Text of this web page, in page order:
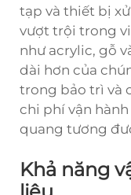
tạp và thiết bị
vượt trội trong
như acrylic, gỗ
dài hơn của
trong bảo trì và
chi phí vận hành
quang tương
Khả năng